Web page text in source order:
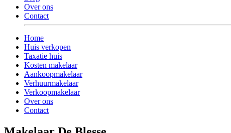
Over ons
Contact
Home
Huis verkopen
Taxatie huis
Kosten makelaar
Aankoopmakelaar
Verhuurmakelaar
Verkoopmakelaar
Over ons
Contact